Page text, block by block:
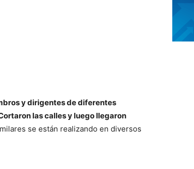
y dirigentes de diferentes
las calles y luego llegaron
se están realizando en diversos